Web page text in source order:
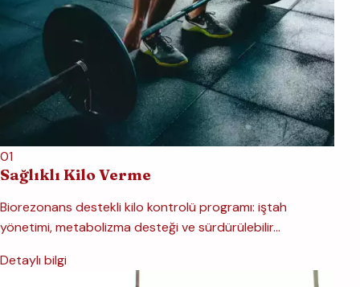
01
Sağlıklı Kilo Verme
Biorezonans destekli kilo kontrolü programı: iştah
yönetimi, metabolizma desteği ve sürdürülebilir…
Detaylı bilgi